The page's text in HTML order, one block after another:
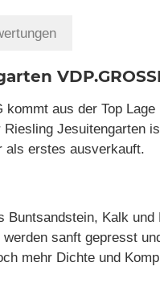
aus der Top
Jesuitengarten
als erstes ausverkauft.
Kalk
sanft gepresst
mehr Dichte und